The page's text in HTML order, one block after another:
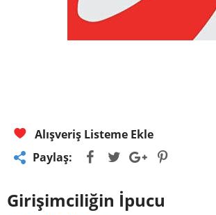
Alışveriş Listeme Ekle
Paylaş:
Girişimciliğin İpucu